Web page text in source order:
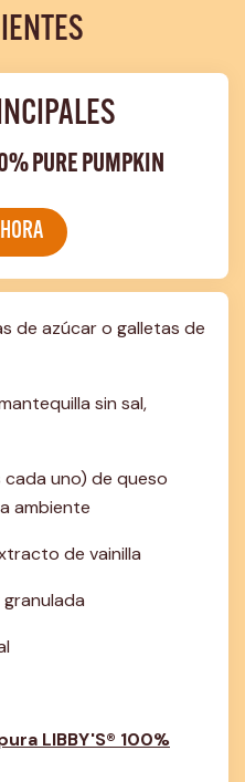
PURE PUMPKIN
de azúcar o galletas de
sin sal,
uno) de queso
ambiente
de vainilla
granulada
LIBBY'S® 100%